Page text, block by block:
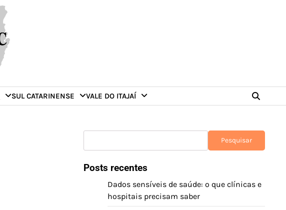
SUL CATARINENSE VALE DO ITAJAÍ
Pesquisar
Posts recentes
Dados sensíveis de saúde: o que clínicas e
hospitais precisam saber